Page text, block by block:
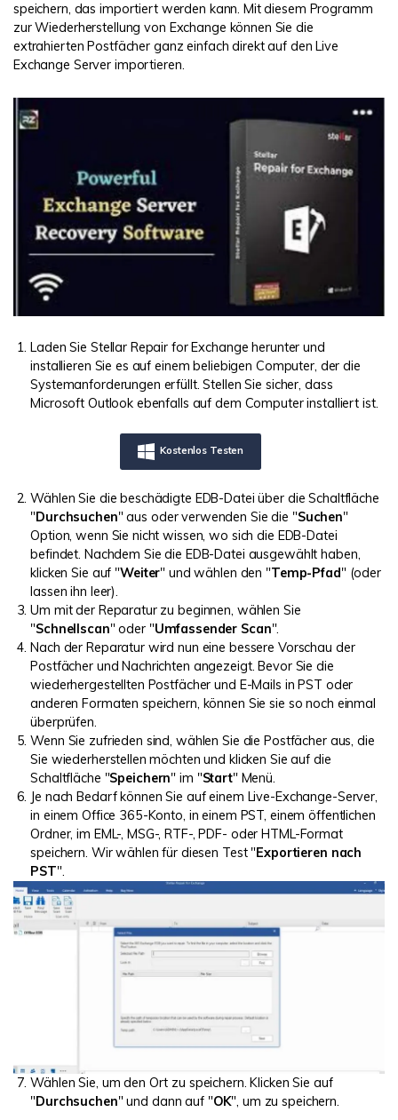
speichern, das importiert werden kann. Mit diesem Programm
zur Wiederherstellung von Exchange können Sie die
extrahierten Postfächer ganz einfach direkt auf den Live
Exchange Server importieren.
Laden Sie Stellar Repair for Exchange herunter und
installieren Sie es auf einem beliebigen Computer, der die
Systemanforderungen erfüllt. Stellen Sie sicher, dass
Microsoft Outlook ebenfalls auf dem Computer installiert ist.
Kostenlos Testen
Wählen Sie die beschädigte EDB-Datei über die Schaltfläche
"Durchsuchen" aus oder verwenden Sie die "Suchen"
Option, wenn Sie nicht wissen, wo sich die EDB-Datei
befindet. Nachdem Sie die EDB-Datei ausgewählt haben,
klicken Sie auf "Weiter" und wählen den "Temp-Pfad" (oder
lassen ihn leer).
Um mit der Reparatur zu beginnen, wählen Sie
"Schnellscan" oder "Umfassender Scan".
Nach der Reparatur wird nun eine bessere Vorschau der
Postfächer und Nachrichten angezeigt. Bevor Sie die
wiederhergestellten Postfächer und E-Mails in PST oder
anderen Formaten speichern, können Sie sie so noch einmal
überprüfen.
Wenn Sie zufrieden sind, wählen Sie die Postfächer aus, die
Sie wiederherstellen möchten und klicken Sie auf die
Schaltfläche "Speichern" im "Start" Menü.
Je nach Bedarf können Sie auf einem Live-Exchange-Server,
in einem Office 365-Konto, in einem PST, einem öffentlichen
Ordner, im EML-, MSG-, RTF-, PDF- oder HTML-Format
speichern. Wir wählen für diesen Test "Exportieren nach
PST".
Wählen Sie, um den Ort zu speichern. Klicken Sie auf
"Durchsuchen" und dann auf "OK", um zu speichern.